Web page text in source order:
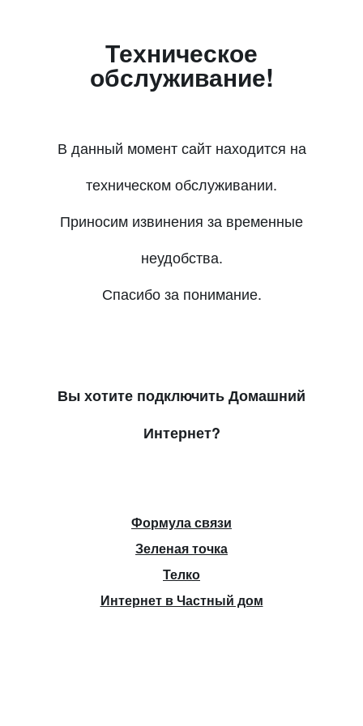
Техническое
обслуживание!
В данный момент сайт находится на
техническом обслуживании.
Приносим извинения за временные
неудобства.
Спасибо за понимание.
Вы хотите подключить Домашний
Интернет?
Формула связи
Зеленая точка
Телко
Интернет в Частный дом